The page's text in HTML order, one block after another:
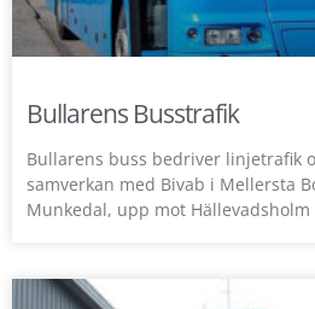
Bullarens Busstrafik
Bullarens buss bedriver linjetrafik
samverkan med Bivab i Mellersta
Munkedal, upp mot Hällevadsholm